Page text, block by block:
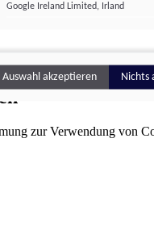
professionell
zur Verwendung von
Google Ireland Limited, Irland
Auswahl akzeptieren Nichts